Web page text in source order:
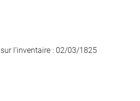
l'inventaire : 02/03/1825